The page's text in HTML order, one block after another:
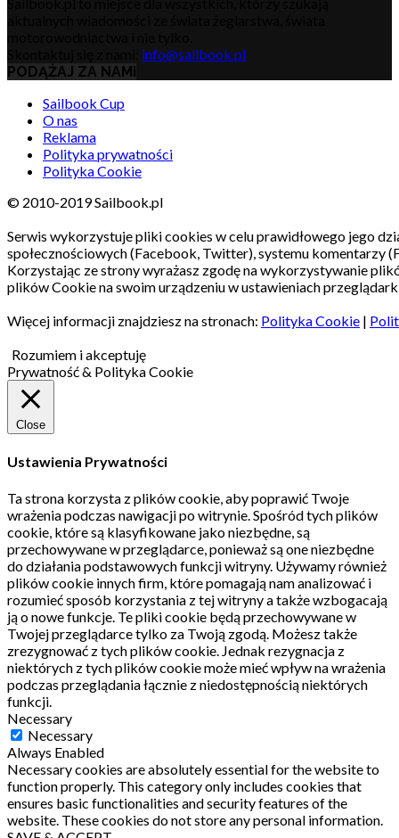
info@sailbook.pl
PODĄŻAJ ZA NAMI
Sailbook Cup
O nas
Reklama
Polityka prywatności
Polityka Cookie
© 2010-2019 Sailbook.pl
Serwis wykorzystuje pliki cookies w celu prawidłowego jego
społecznościowych (Facebook, Twitter), systemu komentarzy
Korzystając ze strony wyrażasz zgodę na wykorzystywanie
plików Cookie na swoim urządzeniu w ustawieniach
Więcej informacji znajdziesz na stronach: Polityka Cookie |
Rozumiem i akceptuję
Prywatność & Polityka Cookie
Close
Ustawienia Prywatności
Ta strona korzysta z plików cookie, aby poprawić Twoje
wrażenia podczas nawigacji po witrynie. Spośród tych plików
cookie, które są klasyfikowane jako niezbędne, są
przechowywane w przeglądarce, ponieważ są one niezbędne
do działania podstawowych funkcji witryny. Używamy również
plików cookie innych firm, które pomagają nam analizować i
rozumieć sposób korzystania z tej witryny a także wzbogacają
ją o nowe funkcje. Te pliki cookie będą przechowywane w
Twojej przeglądarce tylko za Twoją zgodą. Możesz także
zrezygnować z tych plików cookie. Jednak rezygnacja z
niektórych z tych plików cookie może mieć wpływ na wrażenia
podczas przeglądania łącznie z niedostępnością niektórych
funkcji.
Necessary
Necessary
Always Enabled
Necessary cookies are absolutely essential for the website to
function properly. This category only includes cookies that
ensures basic functionalities and security features of the
website. These cookies do not store any personal information.